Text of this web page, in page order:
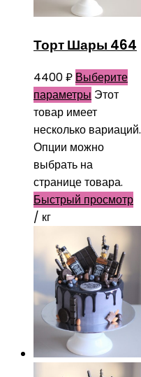
Торт Шары 464
4400₽ Выберите
параметры Этот
товар имеет
несколько вариаций.
Опции можно
выбрать на
странице товара.
Быстрый просмотр
/ кг